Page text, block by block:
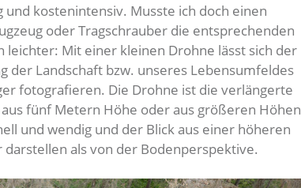
kostenintensiv. Musste ich doch einen
oder Tragschrauber die entsprechenden
leichter: Mit einer kleinen Drohne lässt sich der
der Landschaft bzw. unseres Lebensumfeldes
fotografieren. Die Drohne ist die verlängerte
fünf Metern Höhe oder aus größeren Höhen
und wendig und der Blick aus einer höheren
als von der Bodenperspektive.